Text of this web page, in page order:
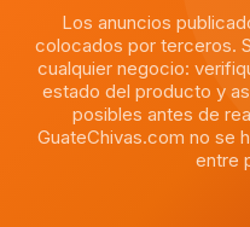
Los anuncios
colocados por terceros.
cualquier negocio:
estado del producto y
posibles antes de
GuateChivas.com no se
entre